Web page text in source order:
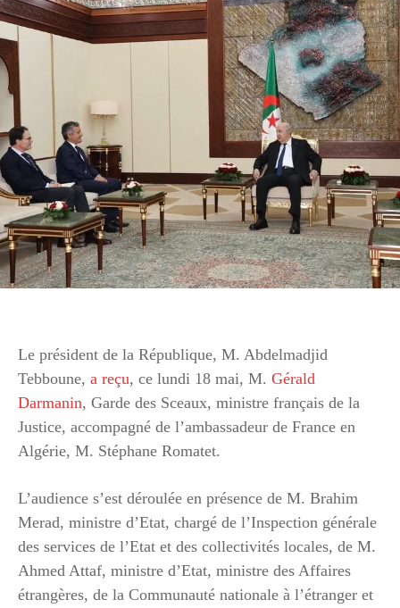
Le président de la République, M. Abdelmadjid
Tebboune, a reçu, ce lundi 18 mai, M. Gérald
Darmanin, Garde des Sceaux, ministre français de la
Justice, accompagné de l’ambassadeur de France en
Algérie, M. Stéphane Romatet.
L’audience s’est déroulée en présence de M. Brahim
Merad, ministre d’Etat, chargé de l’Inspection générale
des services de l’Etat et des collectivités locales, de M.
Ahmed Attaf, ministre d’Etat, ministre des Affaires
étrangères, de la Communauté nationale à l’étranger et